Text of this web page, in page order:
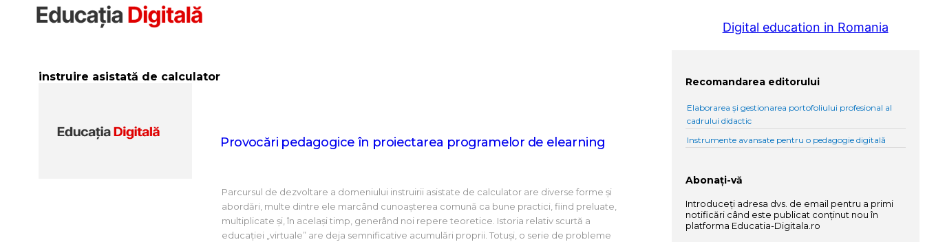
Digital education in Romania
instruire asistată de calculator
Provocări pedagogice în proiectarea programelor de elearning
Parcursul de dezvoltare a domeniului instruirii asistate de calculator are diverse forme şi
abordări, multe dintre ele marcând cunoașterea comună ca bune practici, fiind preluate,
multiplicate şi, în același timp, generând noi repere teoretice. Istoria relativ scurtă a
educației „virtuale” are deja semnificative acumulări proprii. Totuși, o serie de probleme
Recomandarea editorului
Elaborarea și gestionarea portofoliului profesional al
cadrului didactic
Instrumente avansate pentru o pedagogie digitală
Abonați-vă
Introduceți adresa dvs. de email pentru a primi
notificări când este publicat conținut nou în
platforma Educatia-Digitala.ro